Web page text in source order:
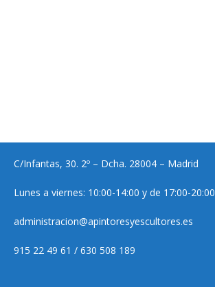
C/Infantas, 30. 2º – Dcha. 28004 – Madrid
Lunes a viernes: 10:00-14:00 y de 17:00-20:00
administracion@apintoresyescultores.es
915 22 49 61 / 630 508 189